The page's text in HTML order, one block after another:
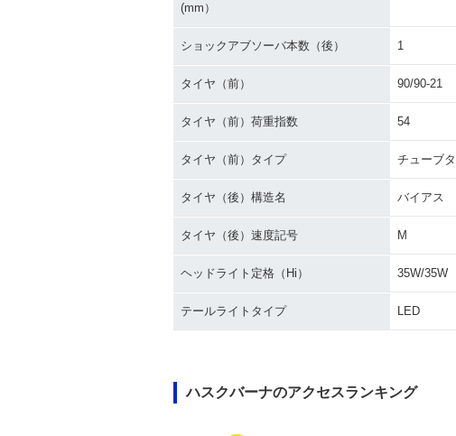
(mm）
ショックアブソーバ本数（後） 1
タイヤ（前） 90/90-21
タイヤ（前）荷重指数 54
タイヤ（前）タイプ チューブ
タイヤ（後）構造名 バイアス
タイヤ（後）速度記号 M
ヘッドライト定格（Hi） 35W/35W
テールライトタイプ LED
ハスクバーナのアクセスランキング